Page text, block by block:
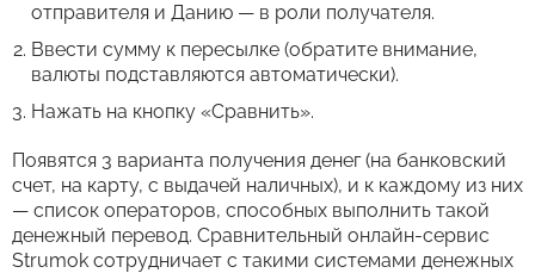
отправителя и Данию — в роли получателя.
Ввести сумму к пересылке (обратите внимание,
валюты подставляются автоматически).
Нажать на кнопку «Сравнить».
Появятся 3 варианта получения денег (на банковский
счет, на карту, с выдачей наличных), и к каждому из них
— список операторов, способных выполнить такой
денежный перевод. Сравнительный онлайн-сервис
Strumok сотрудничает с такими системами денежных